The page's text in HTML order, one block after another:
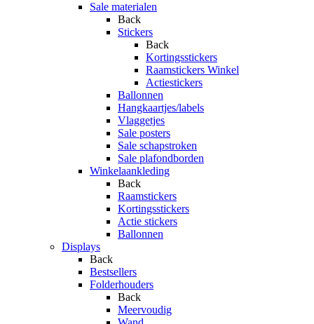
Sale materialen
Back
Stickers
Back
Kortingsstickers
Raamstickers Winkel
Actiestickers
Ballonnen
Hangkaartjes/labels
Vlaggetjes
Sale posters
Sale schapstroken
Sale plafondborden
Winkelaankleding
Back
Raamstickers
Kortingsstickers
Actie stickers
Ballonnen
Displays
Back
Bestsellers
Folderhouders
Back
Meervoudig